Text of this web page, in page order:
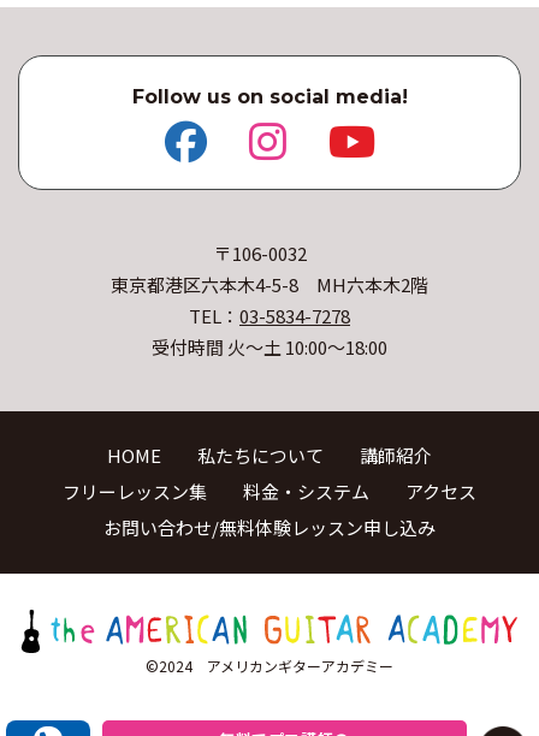
Follow us on social media!
〒106-0032
東京都港区六本木4-5-8 MH六本木2階
TEL： 03-5834-7278
受付時間 火〜土 10:00〜18:00
HOME 私たちについて
講師紹介
フリーレッスン集
料金・システム
アクセス
お問い合わせ/無料体験レッスン申し込み
©2024 アメリカンギターアカデミー